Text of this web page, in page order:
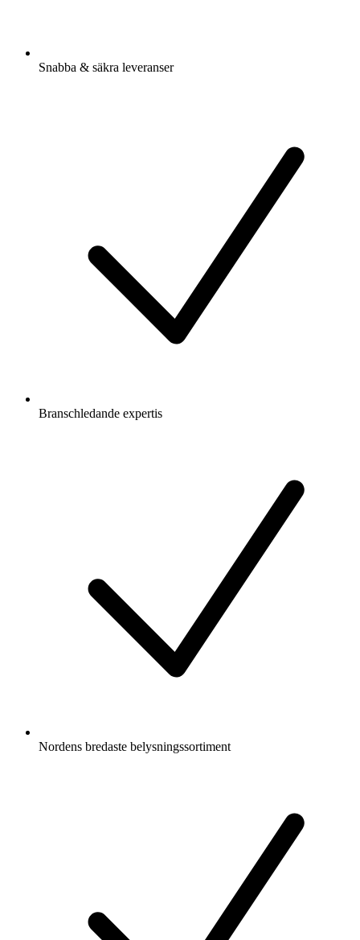
Snabba & säkra leveranser
Branschledande expertis
Nordens bredaste belysningssortiment